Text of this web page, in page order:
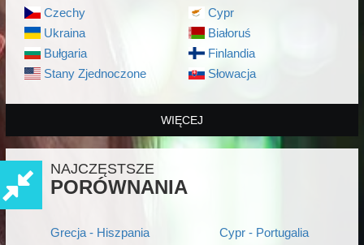
Czechy
Ukraina
Bułgaria
Stany Zjednoczone
Cypr
Białoruś
Finlandia
Słowacja
WIĘCEJ
NAJCZĘSTSZE
PORÓWNANIA
Grecja - Hiszpania
Cypr - Portugalia